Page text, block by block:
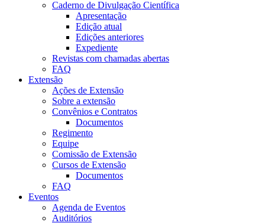
Caderno de Divulgação Científica
Apresentação
Edição atual
Edições anteriores
Expediente
Revistas com chamadas abertas
FAQ
Extensão
Ações de Extensão
Sobre a extensão
Convênios e Contratos
Documentos
Regimento
Equipe
Comissão de Extensão
Cursos de Extensão
Documentos
FAQ
Eventos
Agenda de Eventos
Auditórios